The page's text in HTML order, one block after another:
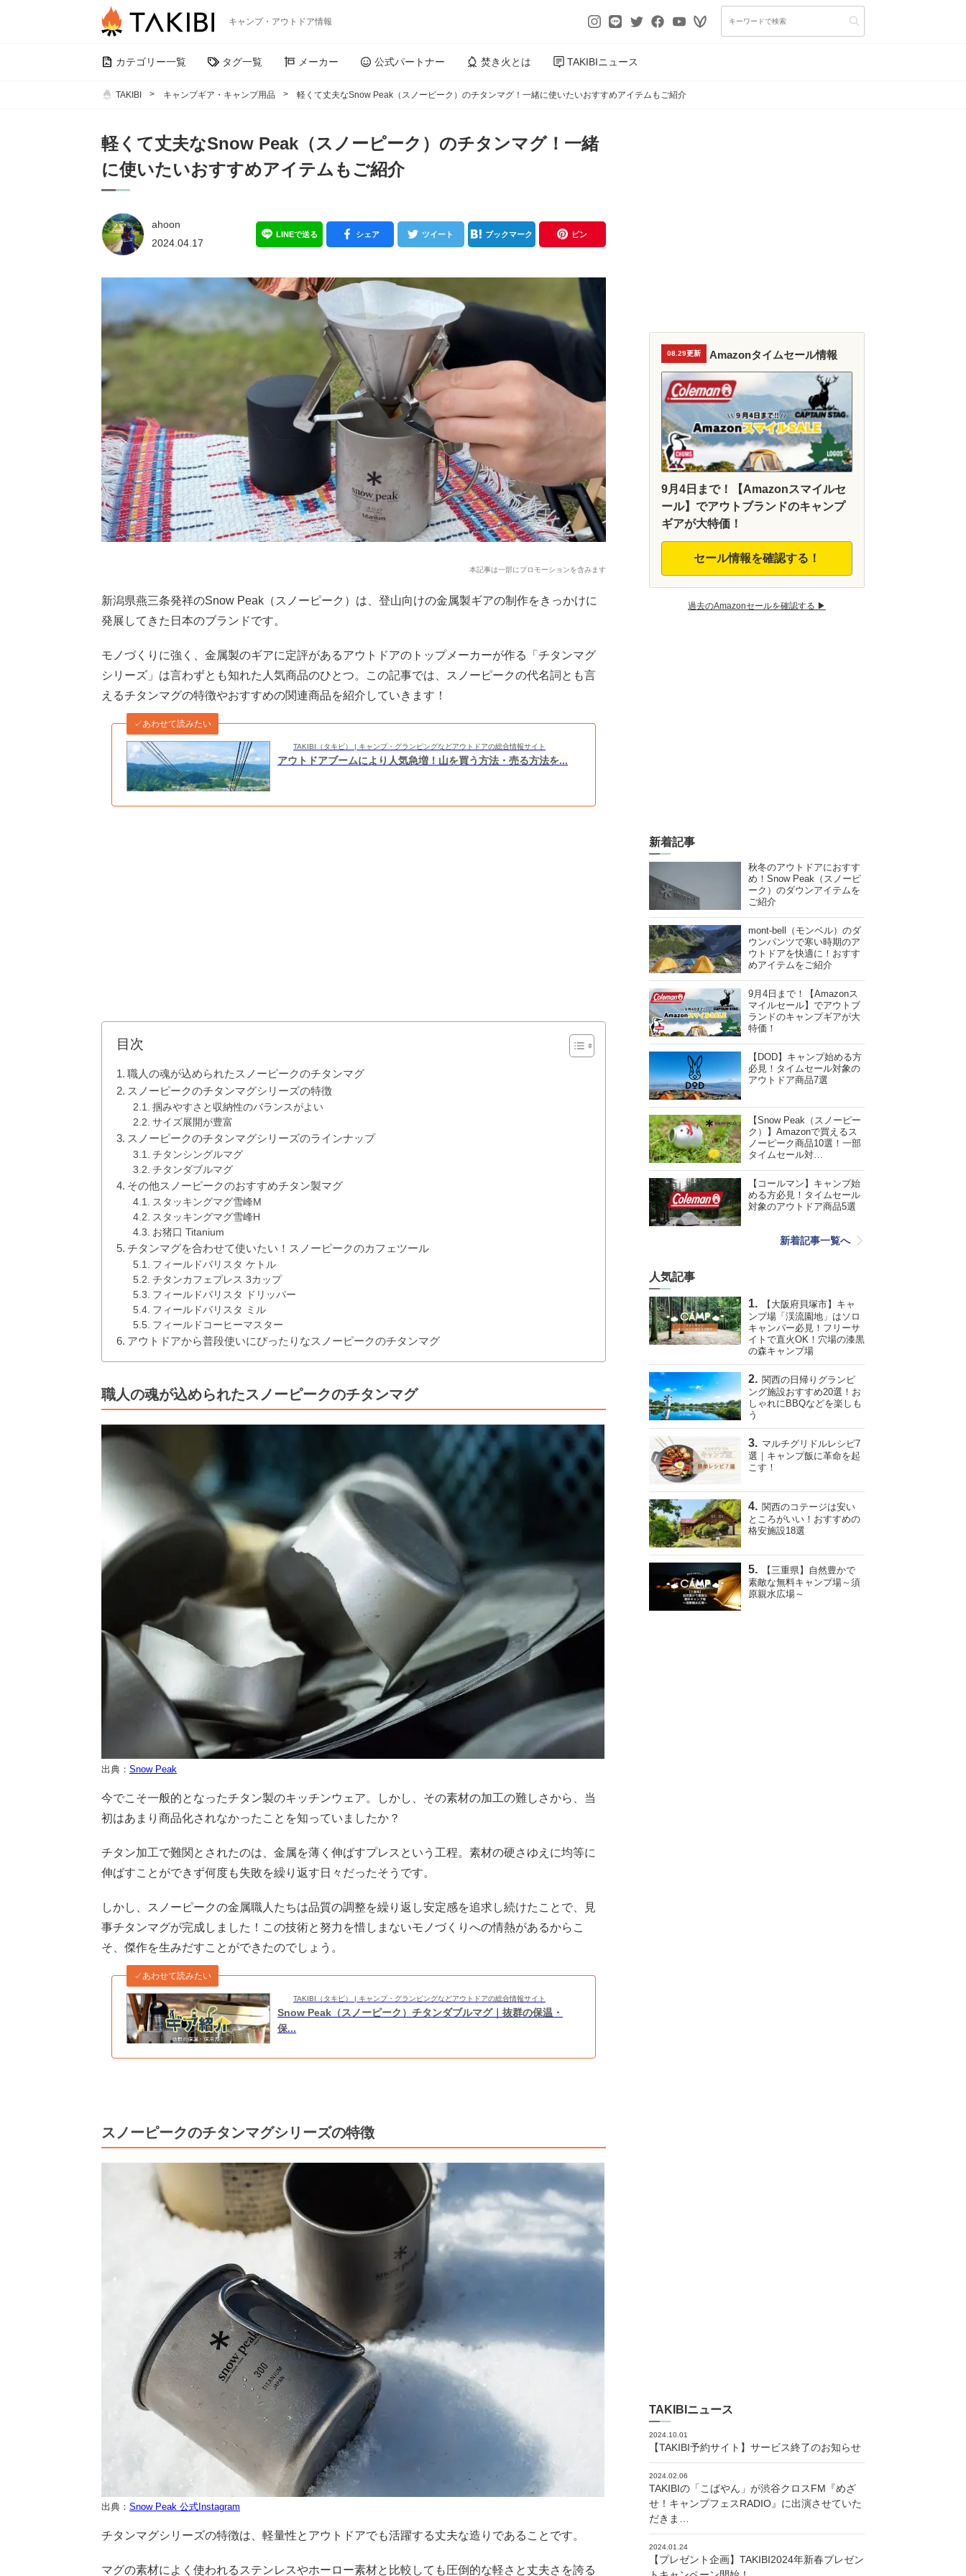
キャンプ・アウトドア情報
カテゴリー一覧 タグ一覧 メーカー 公式パートナー 焚き火とは TAKIBIニュース
TAKIBI キャンプギア・キャンプ用品 軽くて丈夫なSnow Peak（スノーピーク）のチタンマグ！一緒に使いたいおすすめアイテムもご紹介
軽くて丈夫なSnow Peak（スノーピーク）のチタンマグ！一緒
に使いたいおすすめアイテムもご紹介
ahoon
2024.04.17
LINEで送る シェア ツイート ブックマーク ピン
本記事は一部にプロモーションを含みます
新潟県燕三条発祥のSnow Peak（スノーピーク）は、登山向けの金属製ギアの制作をきっかけに
発展してきた日本のブランドです。
モノづくりに強く、金属製のギアに定評があるアウトドアのトップメーカーが作る「チタンマグ
シリーズ」は言わずとも知れた人気商品のひとつ。この記事では、スノーピークの代名詞とも言
えるチタンマグの特徴やおすすめの関連商品を紹介していきます！
TAKIBI（タキビ） | キャンプ・グランピングなどアウトドアの総合情報サイト
✓あわせて読みたい
アウトドアブームにより人気急増！山を買う方法・売る方法を...
目次
職人の魂が込められたスノーピークのチタンマグ
スノーピークのチタンマグシリーズの特徴
掴みやすさと収納性のバランスがよい
サイズ展開が豊富
スノーピークのチタンマグシリーズのラインナップ
チタンシングルマグ
チタンダブルマグ
その他スノーピークのおすすめチタン製マグ
スタッキングマグ雪峰M
スタッキングマグ雪峰H
お猪口 Titanium
チタンマグを合わせて使いたい！スノーピークのカフェツール
フィールドバリスタ ケトル
チタンカフェプレス 3カップ
フィールドバリスタ ドリッパー
フィールドバリスタ ミル
フィールドコーヒーマスター
アウトドアから普段使いにぴったりなスノーピークのチタンマグ
職人の魂が込められたスノーピークのチタンマグ
出典： Snow Peak
今でこそ一般的となったチタン製のキッチンウェア。しかし、その素材の加工の難しさから、当
初はあまり商品化されなかったことを知っていましたか？
チタン加工で難関とされたのは、金属を薄く伸ばすプレスという工程。素材の硬さゆえに均等に
伸ばすことができず何度も失敗を繰り返す日々だったそうです。
しかし、スノーピークの金属職人たちは品質の調整を繰り返し安定感を追求し続けたことで、見
事チタンマグが完成しました！この技術と努力を惜しまないモノづくりへの情熱があるからこ
そ、傑作を生みだすことができたのでしょう。
TAKIBI（タキビ） | キャンプ・グランピングなどアウトドアの総合情報サイト
✓あわせて読みたい
Snow Peak（スノーピーク）チタンダブルマグ｜抜群の保温・
保...
スノーピークのチタンマグシリーズの特徴
出典： Snow Peak 公式Instagram
チタンマグシリーズの特徴は、軽量性とアウトドアでも活躍する丈夫な造りであることです。
マグの素材によく使われるステンレスやホーロー素材と比較しても圧倒的な軽さと丈夫さを誇る
08.29更新 Amazonタイムセール情報
9月4日まで！【Amazonスマイルセ
ール】でアウトブランドのキャンプ
ギアが大特価！
セール情報を確認する！
過去のAmazonセールを確認する ▶︎
新着記事
秋冬のアウトドアにおすす
め！Snow Peak（スノーピ
ーク）のダウンアイテムを
ご紹介
mont-bell（モンベル）のダ
ウンパンツで寒い時期のア
ウトドアを快適に！おすす
めアイテムをご紹介
9月4日まで！【Amazonス
マイルセール】でアウトブ
ランドのキャンプギアが大
特価！
【DOD】キャンプ始める方
必見！タイムセール対象の
アウトドア商品7選
【Snow Peak（スノーピー
ク）】Amazonで買えるス
ノーピーク商品10選！一部
タイムセール対…
【コールマン】キャンプ始
める方必見！タイムセール
対象のアウトドア商品5選
新着記事一覧へ
人気記事
【大阪府貝塚市】キャ
ンプ場「渓流園地」はソロ
キャンパー必見！フリーサ
イトで直火OK！穴場の漆黒
の森キャンプ場
関西の日帰りグランピ
ング施設おすすめ20選！お
しゃれにBBQなどを楽しも
う
マルチグリドルレシピ7
選｜キャンプ飯に革命を起
こす！
関西のコテージは安い
ところがいい！おすすめの
格安施設18選
【三重県】自然豊かで
素敵な無料キャンプ場～須
原親水広場～
TAKIBIニュース
2024.10.01
【TAKIBI予約サイト】サービス終了のお知らせ
2024.02.06
TAKIBIの「こばやん」が渋谷クロスFM『めざ
せ！キャンプフェスRADIO』に出演させていた
だきま…
2024.01.24
【プレゼント企画】TAKIBI2024年新春プレゼン